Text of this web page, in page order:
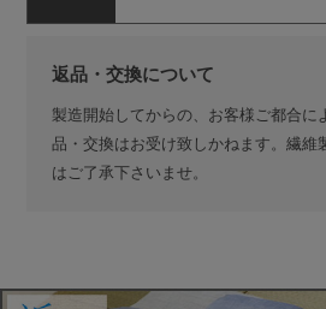
返品・交換について
製造開始してからの、お客様ご都合に
品・交換はお受け致しかねます。繊維
はご了承下さいませ。